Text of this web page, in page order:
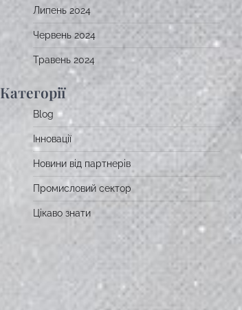
Липень 2024
Червень 2024
Травень 2024
Категорії
Blog
Інновації
Новини від партнерів
Промисловий сектор
Цікаво знати